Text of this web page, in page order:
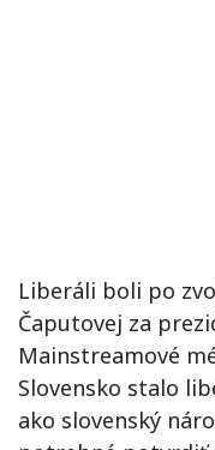
Liberáli boli po
Čaputovej za
Mainstreamové
Slovensko stalo
ako slovenský